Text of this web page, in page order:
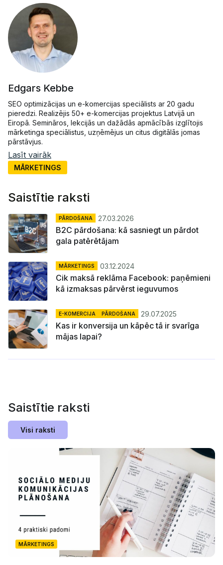
Edgars Kebbe
SEO optimizācijas un e-komercijas speciālists ar 20 gadu
pieredzi. Realizējis 50+ e-komercijas projektus Latvijā un
Eiropā. Semināros, lekcijās un dažādās apmācībās izglītojis
mārketinga speciālistus, uzņēmējus un citus digitālās jomas
pārstāvjus.
Lasīt vairāk
MĀRKETINGS
Saistītie raksti
PĀRDOŠANA 27.03.2026
B2C pārdošana: kā sasniegt un pārdot
gala patērētājam
MĀRKETINGS 03.12.2024
Cik maksā reklāma Facebook: paņēmieni
kā izmaksas pārvērst ieguvumos
E-KOMERCIJA PĀRDOŠANA 29.07.2025
Kas ir konversija un kāpēc tā ir svarīga
mājas lapai?
Saistītie raksti
Visi raksti
MĀRKETINGS